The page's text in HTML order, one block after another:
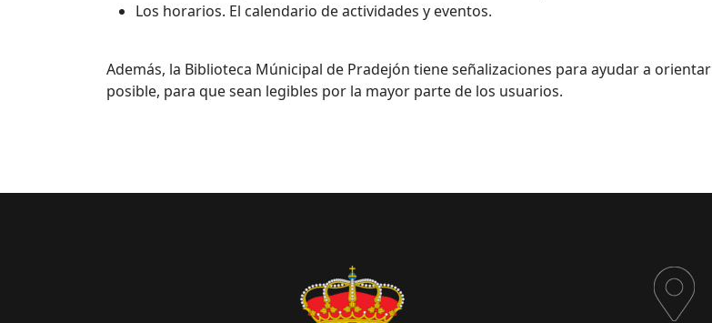
Los horarios. El calendario de actividades y eventos.
Además, la Biblioteca Múnicipal de Pradejón tiene señalizaciones para ayudar a orientar
posible, para que sean legibles por la mayor parte de los usuarios.